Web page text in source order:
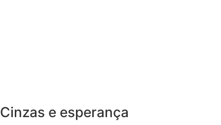
Cinzas e esperança